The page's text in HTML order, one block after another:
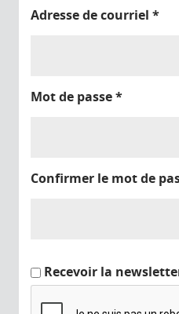
Adresse de courriel *
Mot de passe*
Confirmer le mot de
Recevoir la